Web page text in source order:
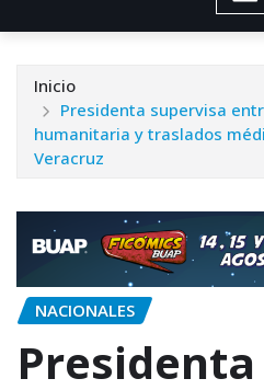
Inicio
Presidenta supervisa
humanitaria y traslados
Veracruz
NACIONALES
Presidenta